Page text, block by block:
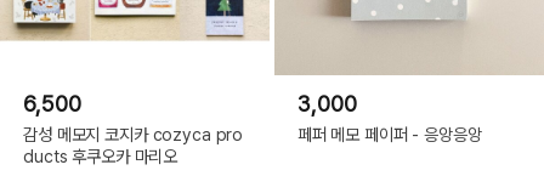
6,500
감성 메모지 코지카 cozyca pro
ducts 후쿠오카 마리오
3,000
페퍼 메모 페이퍼 - 응앙응앙